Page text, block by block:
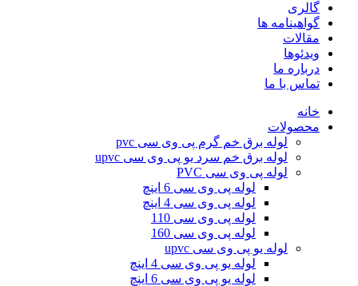
گالری
گواهینامه ها
مقالات
ویدئوها
درباره ما
تماس با ما
خانه
محصولات
لوله برق خم گرم پی وی سی pvc
لوله برق خم سرد یو پی وی سی upvc
لوله پی وی سی PVC
لوله پی وی سی 6 اینچ
لوله پی وی سی 4 اینچ
لوله پی وی سی 110
لوله پی وی سی 160
لوله یو پی وی سی upvc
لوله یو پی وی سی 4 اینچ
لوله یو پی وی سی 6 اینچ